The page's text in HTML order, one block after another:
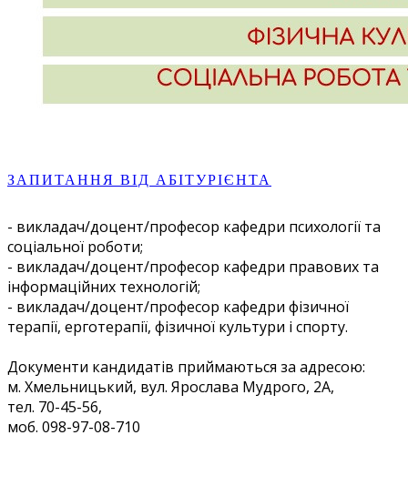
ЗАПИТАННЯ ВІД АБІТУРІЄНТА
- викладач/доцент/професор кафедри психології та
соціальної роботи;
- викладач/доцент/професор кафедри правових та
інформаційних технологій;
- викладач/доцент/професор кафедри фізичної
терапії, ерготерапії, фізичної культури і спорту.
Документи кандидатів приймаються за адресою:
м. Хмельницький, вул. Ярослава Мудрого, 2А,
тел. 70-45-56,
моб. 098-97-08-710